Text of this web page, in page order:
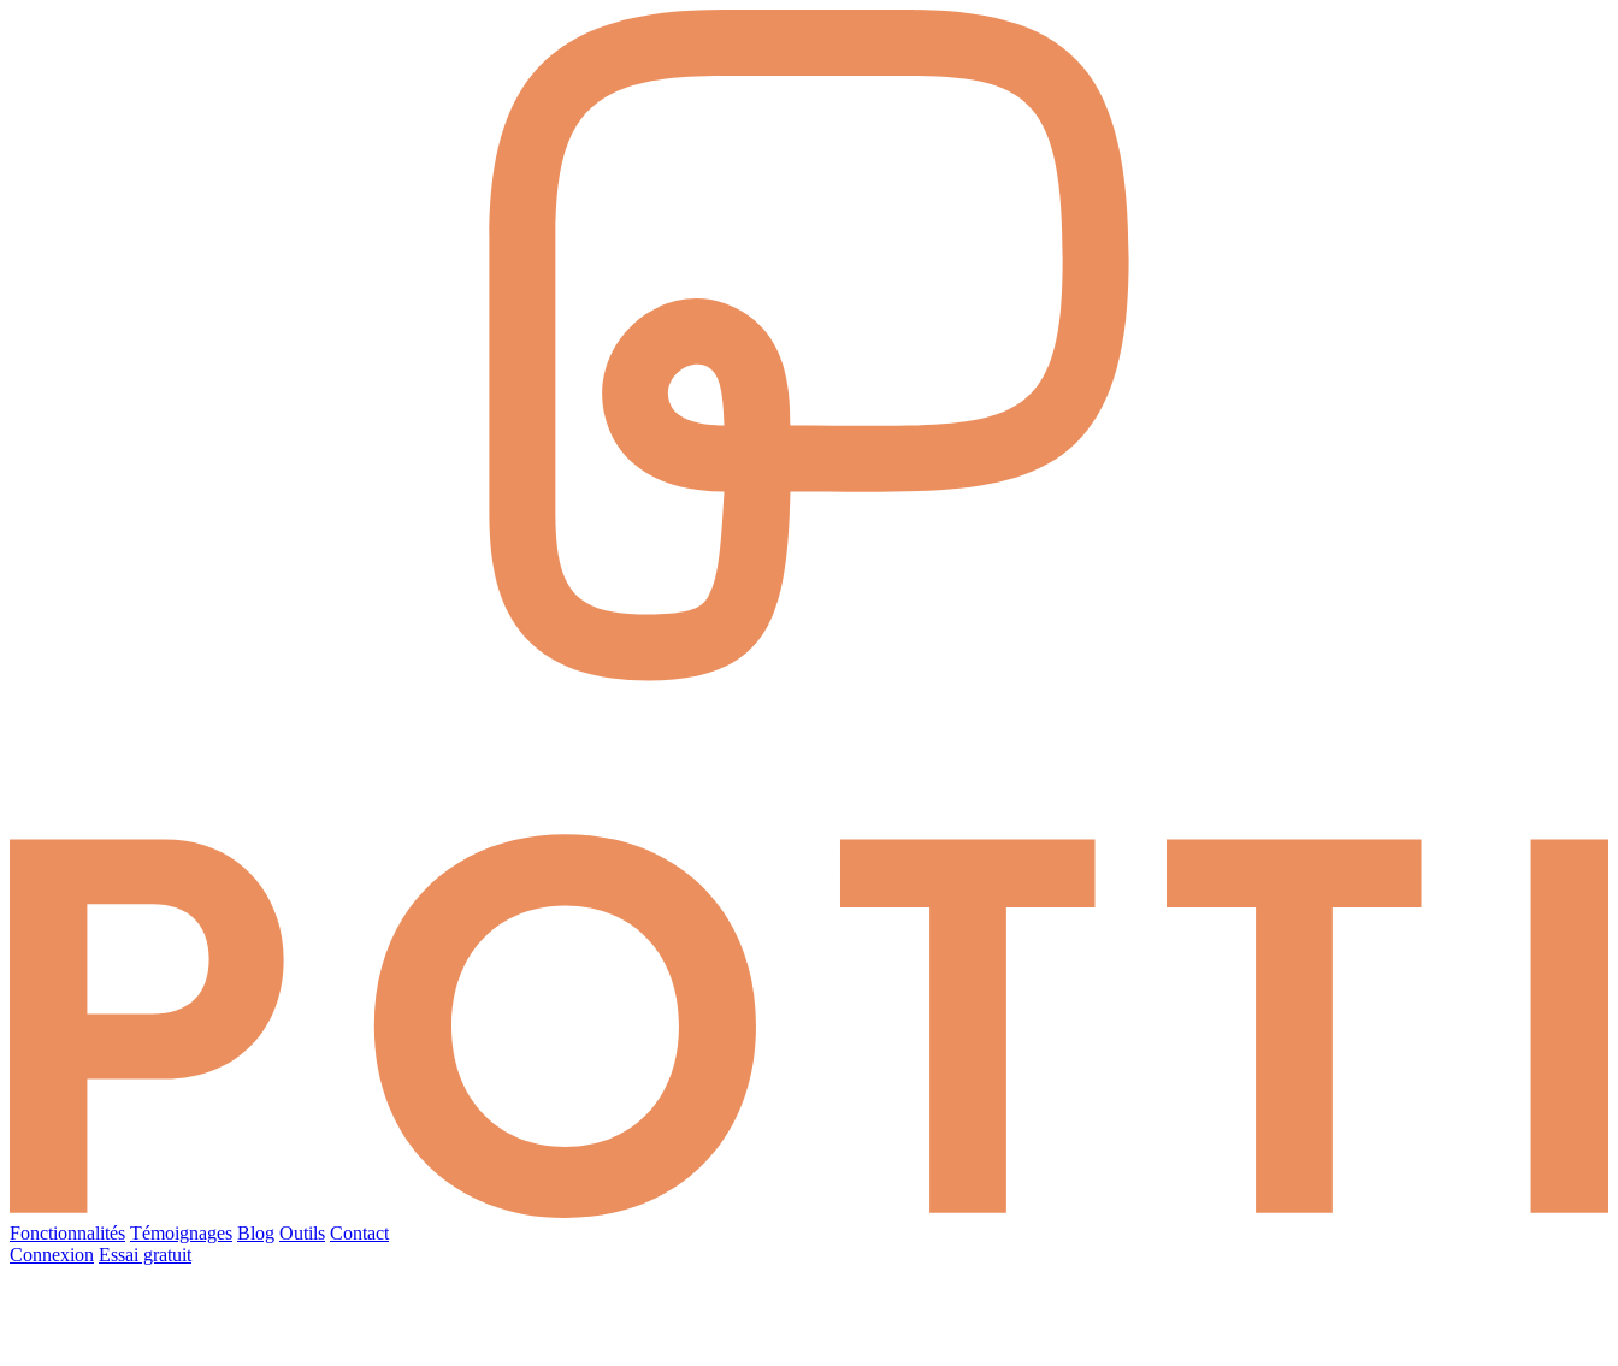
Fonctionnalités Témoignages Blog Outils Contact
Connexion Essai gratuit